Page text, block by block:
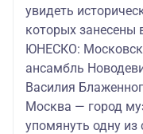
увидеть
которых занесены
ЮНЕСКО:
ансамбль
Василия
Москва — город
упомянуть одну